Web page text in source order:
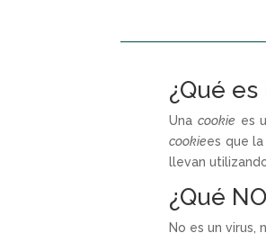
¿Qué
Una cookie es
cookiees que
llevan
¿Qué
No es un virus,